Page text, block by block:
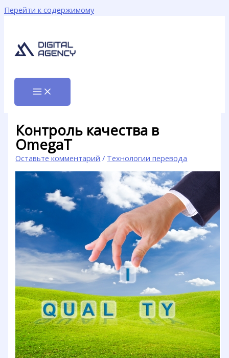
Перейти к содержимому
Контроль качества в
OmegaT
Оставьте комментарий / Технологии перевода